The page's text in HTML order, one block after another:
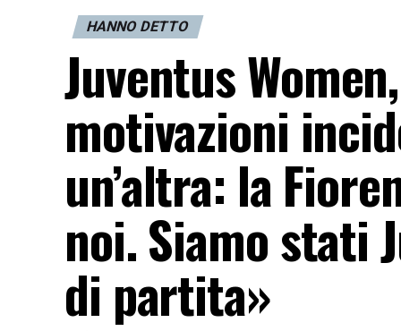
HANNO DETTO
Juventus
motivazioni
un’altra: la
noi. Siamo stati
di partita»